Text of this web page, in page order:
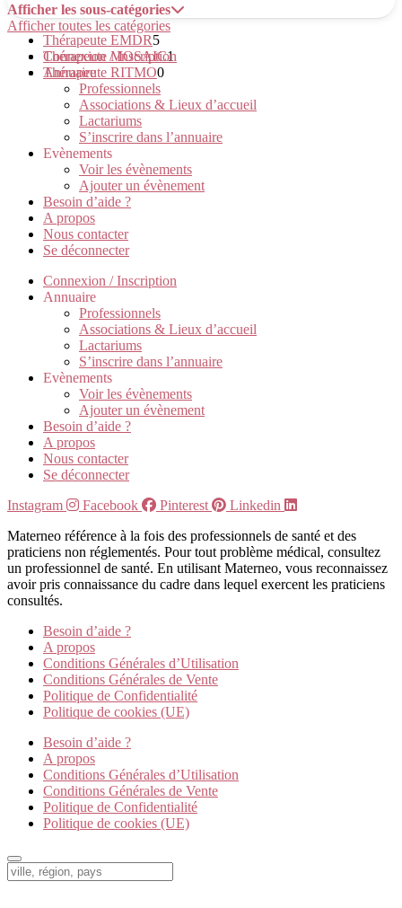
Afficher les sous-catégories
Thérapeute EMDR5
Thérapeute MOSAIC1
Thérapeute RITMO0
Afficher toutes les catégories
Connexion / Inscription
Annuaire
Professionnels
Associations & Lieux d’accueil
Lactariums
S’inscrire dans l’annuaire
Evènements
Voir les évènements
Ajouter un évènement
Besoin d’aide ?
A propos
Nous contacter
Se déconnecter
Connexion / Inscription
Annuaire
Professionnels
Associations & Lieux d’accueil
Lactariums
S’inscrire dans l’annuaire
Evènements
Voir les évènements
Ajouter un évènement
Besoin d’aide ?
A propos
Nous contacter
Se déconnecter
Instagram
Facebook Pinterest
Linkedin
Materneo référence à la fois des professionnels de santé et des
praticiens non réglementés. Pour tout problème médical, consultez
un professionnel de santé. En utilisant Materneo, vous reconnaissez
avoir pris connaissance du cadre dans lequel exercent les praticiens
consultés.
Besoin d’aide ?
A propos
Conditions Générales d’Utilisation
Conditions Générales de Vente
Politique de Confidentialité
Politique de cookies (UE)
Besoin d’aide ?
A propos
Conditions Générales d’Utilisation
Conditions Générales de Vente
Politique de Confidentialité
Politique de cookies (UE)